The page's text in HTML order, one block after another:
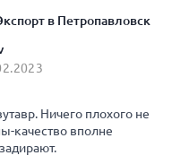
в Петропавловск
Ничего плохого не
качество вполне